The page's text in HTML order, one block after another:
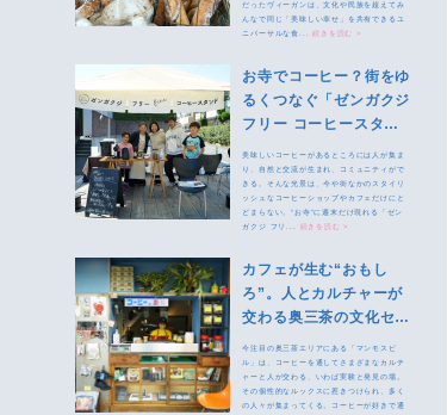
だったヴィーガンは、文化や民族を超えてみ
んなで同じ「美味しい幸せ」を共有できるユ
ニバーサルな食...
続きを読む >
お寺でコーヒー？街をゆ
るくつなぐ「ゼンガクジ
フリー コーヒースタン
ド」
美味しいコーヒーがあるところには人が集ま
り、自然と交流が生まれ、コミュニティがで
きる。そんな光景は、今や街なかのスタイリ
ッシュなコーヒーショップやカフェだけにと
どまらない。“お寺”に週末だけ現れる「ゼン
ガクジ フリ...
続きを読む >
カフェが生む“おもし
ろ”。人とカルチャーが
交わる奥三茶の文化セン
ター「マンモスビル」
今注目の奥三茶エリアにある「マンモスビ
ル」は、コーヒーを通してさまざまなカルチ
ャーと人が交わる、いわば実験と発見の場。
その個性的なルックスに惹きつけられ、多く
の人々が集まってくる。コーヒーが好きで通